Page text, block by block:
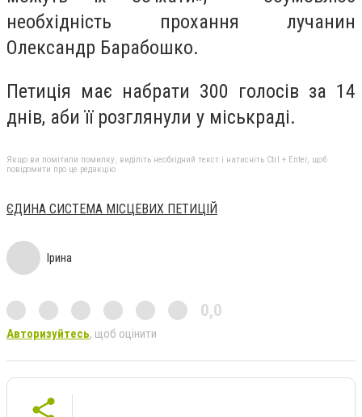
необхідність прохання лучанин
Олександр Барабошко.
Петиція має набрати 300 голосів за 14
днів, аби її розглянули у міськраді.
Якщо ви помітили помилку, виділіть необхідний текст і натисніть Ctrl + Enter, щоб
повідомити про це редакцію
ЄДИНА СИСТЕМА МІСЦЕВИХ ПЕТИЦІЙ
Ірина
0,0
Авторизуйтесь, щоб оцінити